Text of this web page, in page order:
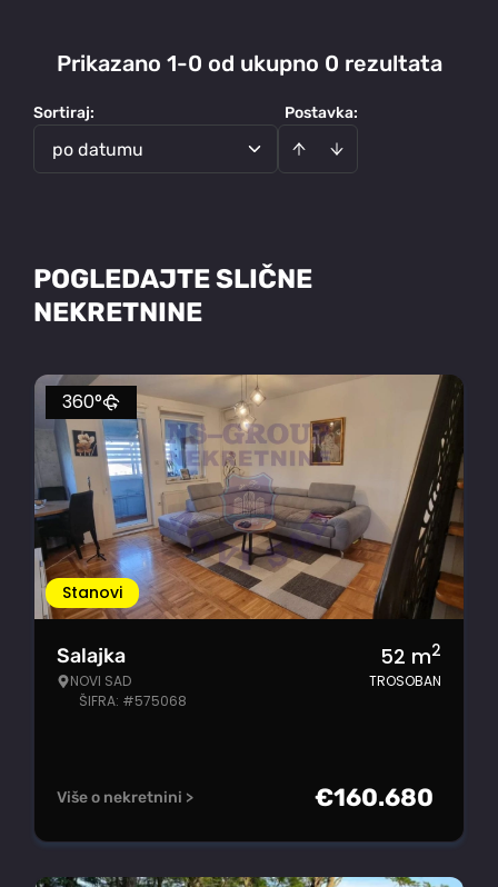
Prikazano 1-0 od ukupno 0 rezultata
Postavka:
Sortiraj:
po datumu
POGLEDAJTE SLIČNE
NEKRETNINE
Stanovi
360°
Salajka
NOVI SAD
ŠIFRA: #575068
52 m2
TROSOBAN
Više o nekretnini > €160.680